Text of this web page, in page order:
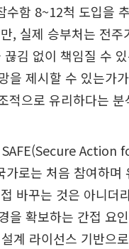
함 8~12척 도입을
, 실제 승부처는 전
김 없이 책임질 수
을 제시할 수 있는가
적으로 유리하다는
Action
로는 처음 참여하
바꾸는 것은 아니더
을 확보하는 간접 요
계 라이선스 기반으